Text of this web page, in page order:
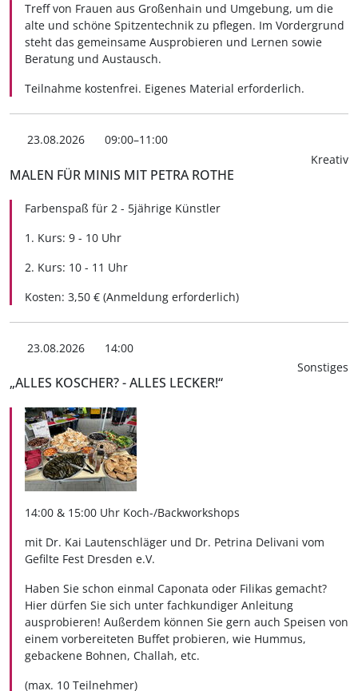
Treff von Frauen aus Großenhain und Umgebung, um die
alte und schöne Spitzentechnik zu pflegen. Im Vordergrund
steht das gemeinsame Ausprobieren und Lernen sowie
Beratung und Austausch.
Teilnahme kostenfrei. Eigenes Material erforderlich.
23.08.2026
09:00–11:00
Kreativ
MALEN FÜR MINIS MIT PETRA ROTHE
Farbenspaß für 2 - 5jährige Künstler
1. Kurs: 9 - 10 Uhr
2. Kurs: 10 - 11 Uhr
Kosten: 3,50 € (Anmeldung erforderlich)
23.08.2026
14:00
Sonstiges
„ALLES KOSCHER? - ALLES LECKER!“
14:00 & 15:00 Uhr Koch-/Backworkshops
mit Dr. Kai Lautenschläger und Dr. Petrina Delivani vom
Gefilte Fest Dresden e.V.
Haben Sie schon einmal Caponata oder Filikas gemacht?
Hier dürfen Sie sich unter fachkundiger Anleitung
ausprobieren! Außerdem können Sie gern auch Speisen von
einem vorbereiteten Buffet probieren, wie Hummus,
gebackene Bohnen, Challah, etc.
(max. 10 Teilnehmer)